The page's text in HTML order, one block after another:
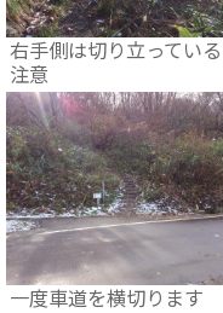
右手側は切り立ってい
注意
一度車道を横切ります